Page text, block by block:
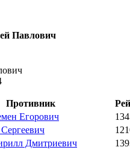
Павлович
Противник
Егорович
Дмитриевич